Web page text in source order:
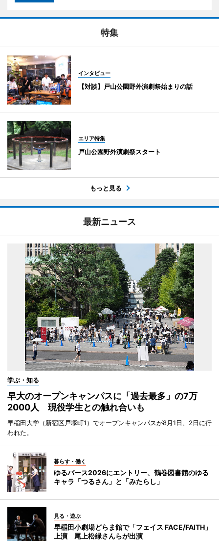
特集
インタビュー
【対談】戸山公園野外演劇祭始まりの話
エリア特集
戸山公園野外演劇祭スタート
もっと見る
最新ニュース
学ぶ・知る
早大のオープンキャンパスに「過去最多」の7万
2000人 現役学生との触れ合いも
早稲田大学（新宿区戸塚町1）でオープンキャンパスが8月1日、2日に行
われた。
暮らす・働く
ゆるバース2026にエントリー、鶴巻図書館のゆる
キャラ「つるさん」と「みたらし」
見る・遊ぶ
早稲田小劇場どらま館で「フェイス FACE/FAITH」
上演 尾上松緑さんらが出演